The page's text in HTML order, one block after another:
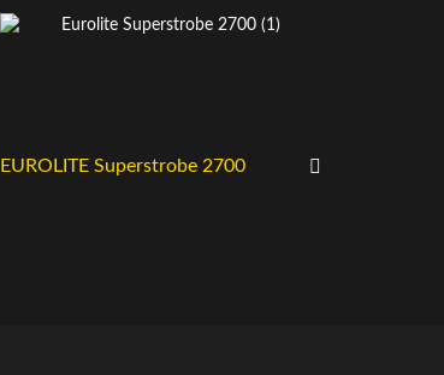
EUROLITE Superstrobe 2700